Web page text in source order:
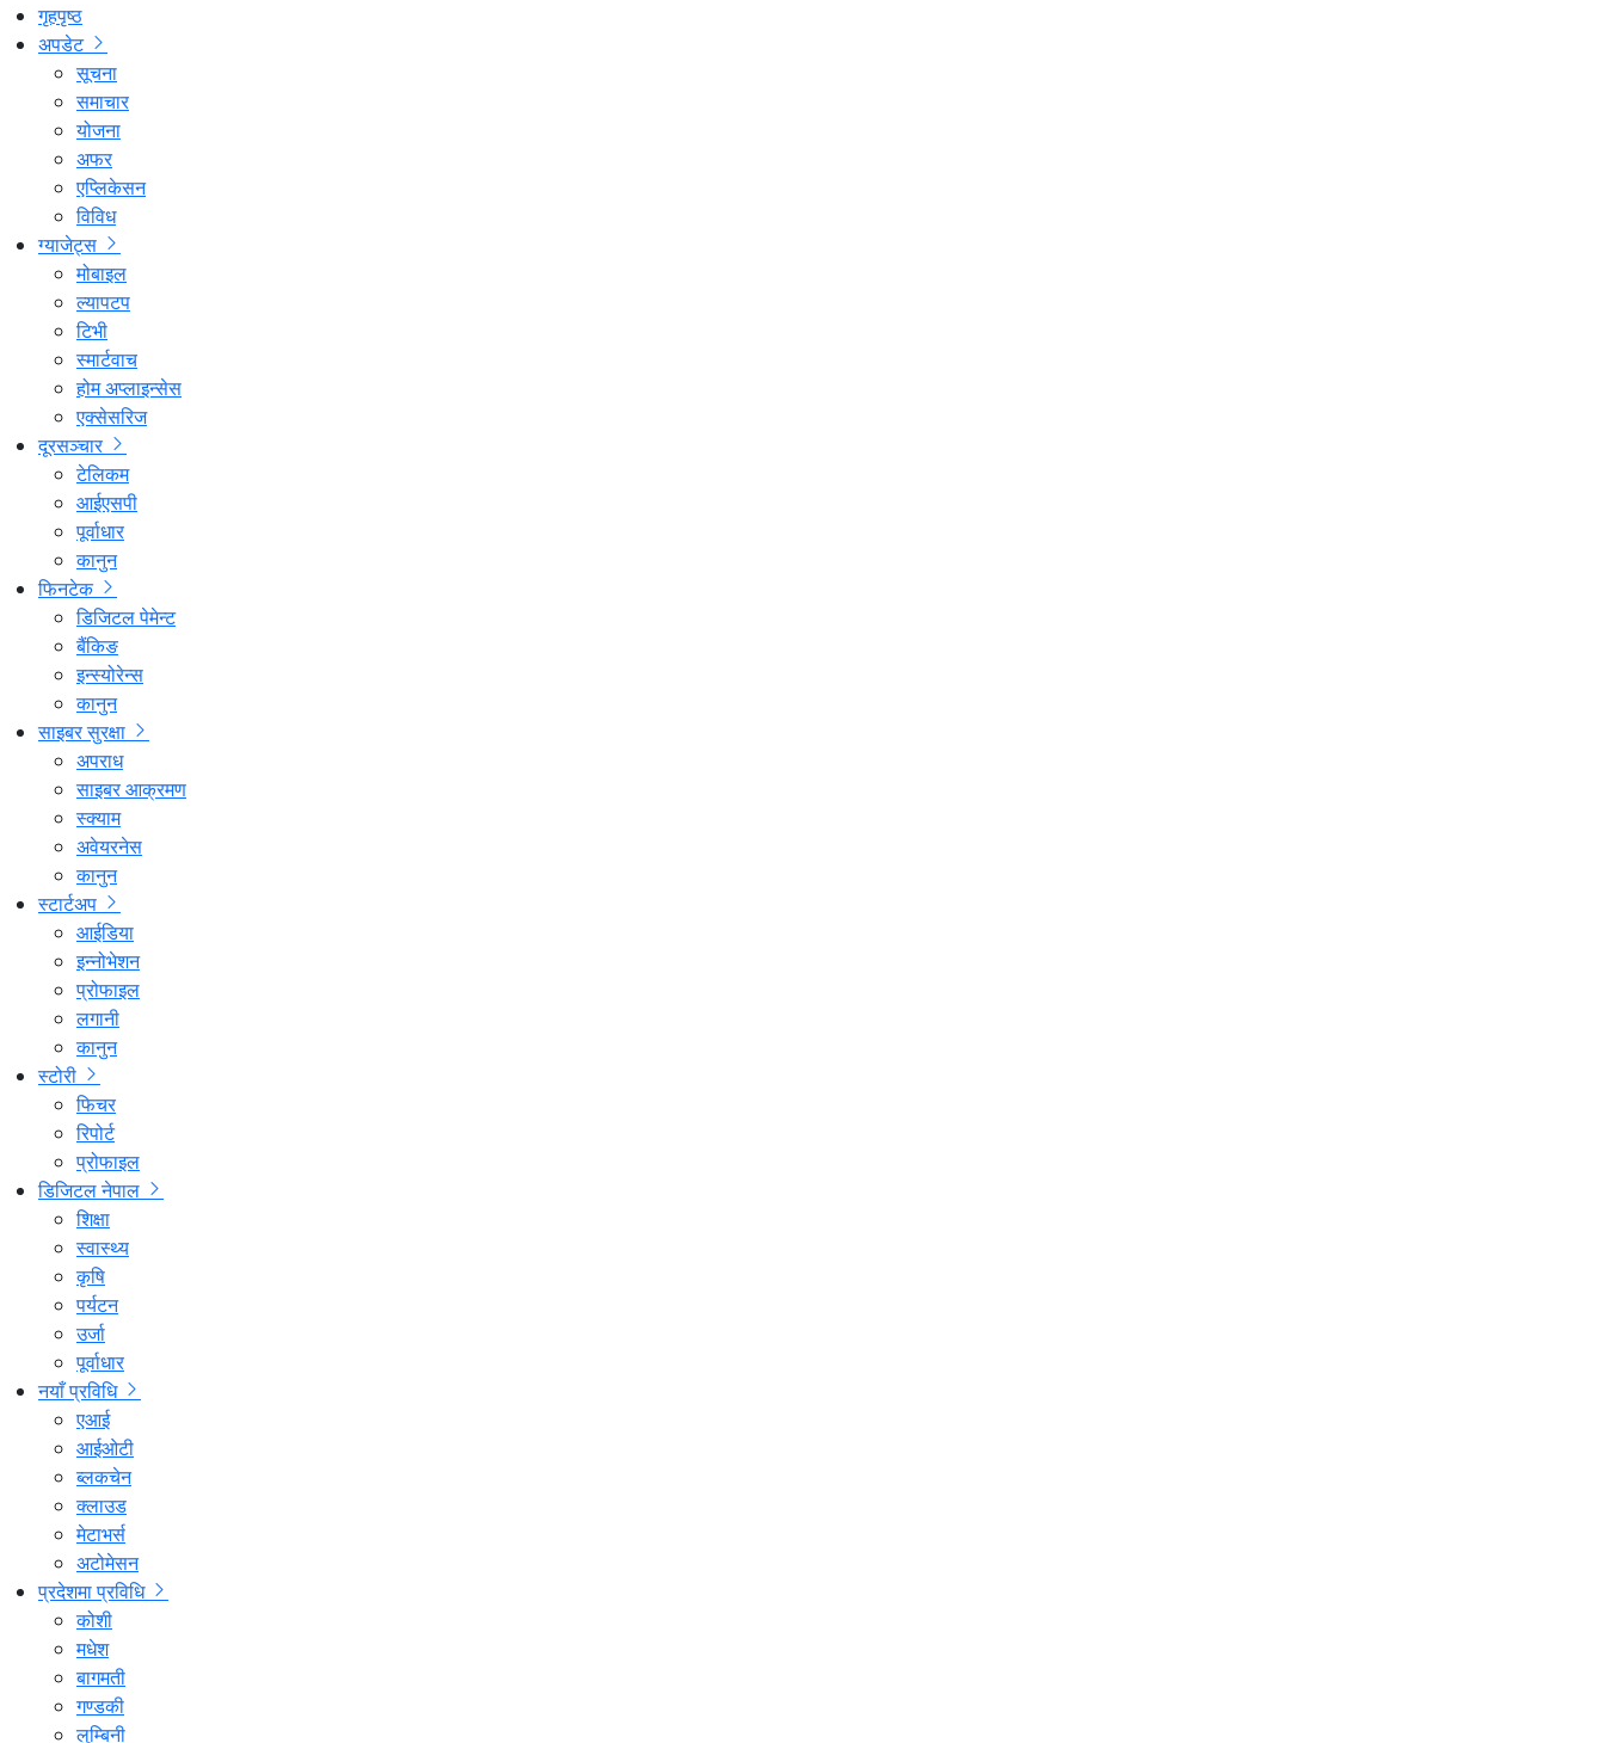
गृहपृष्ठ
अपडेट
सूचना
समाचार
योजना
अफर
एप्लिकेसन
विविध
ग्याजेट्स
मोबाइल
ल्यापटप
टिभी
स्मार्टवाच
होम अप्लाइन्सेस
एक्सेसरिज
दूरसञ्चार
टेलिकम
आईएसपी
पूर्वाधार
कानुन
फिनटेक
डिजिटल पेमेन्ट
बैंकिङ
इन्स्योरेन्स
कानुन
साइबर सुरक्षा
अपराध
साइबर आक्रमण
स्क्याम
अवेयरनेस
कानुन
स्टार्टअप
आईडिया
इन्नोभेशन
प्रोफाइल
लगानी
कानुन
स्टोरी
फिचर
रिपोर्ट
प्रोफाइल
डिजिटल नेपाल
शिक्षा
स्वास्थ्य
कृषि
पर्यटन
उर्जा
पूर्वाधार
नयाँ प्रविधि
एआई
आईओटी
ब्लकचेन
क्लाउड
मेटाभर्स
अटोमेसन
प्रदेशमा प्रविधि
कोशी
मधेश
बागमती
गण्डकी
लुम्बिनी